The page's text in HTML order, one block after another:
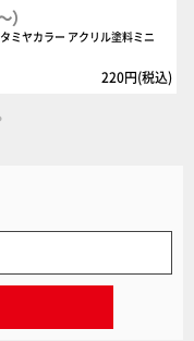
）
タミヤカラー アクリル塗料ミニ
220円(税込)